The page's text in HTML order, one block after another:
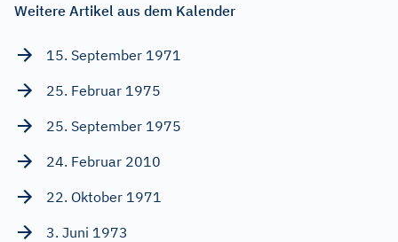
Weitere Artikel aus dem Kalender
15. September 1971
25. Februar 1975
25. September 1975
24. Februar 2010
22. Oktober 1971
3. Juni 1973